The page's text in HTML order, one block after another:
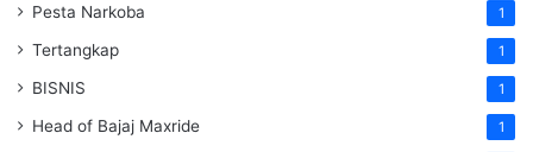
Pesta Narkoba 1
Tertangkap 1
BISNIS 1
Head of Bajaj Maxride 1